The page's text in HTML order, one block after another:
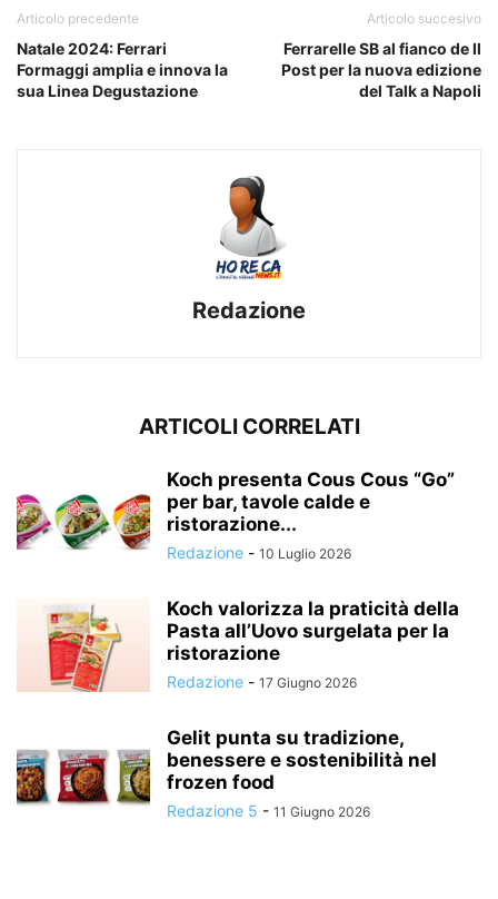
Articolo precedente
Natale 2024: Ferrari
Formaggi amplia e innova la
sua Linea Degustazione
Articolo succesivo
Ferrarelle SB al fianco de Il
Post per la nuova edizione
del Talk a Napoli
Redazione
ARTICOLI CORRELATI
Koch presenta Cous Cous “Go”
per bar, tavole calde e
ristorazione...
Redazione - 10 Luglio 2026
Koch valorizza la praticità della
Pasta all’Uovo surgelata per la
ristorazione
Redazione - 17 Giugno 2026
Gelit punta su tradizione,
benessere e sostenibilità nel
frozen food
Redazione 5 - 11 Giugno 2026